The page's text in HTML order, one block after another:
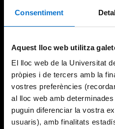
Consentiment
Aquest lloc web utilitza
El lloc web de la Universitat
pròpies i de tercers amb la
vostres preferències
al lloc web amb
puguin diferenciar la vostra
usuaris), amb finalitats